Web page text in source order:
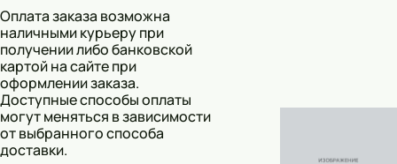
Сыворотки
Спреи для уборки
Мыло
Оплата заказа возможна
наличными курьеру при
получении либо банковской
картой на сайте при
оформлении заказа.
Доступные способы оплаты
могут меняться в зависимости
от выбранного способа
доставки.